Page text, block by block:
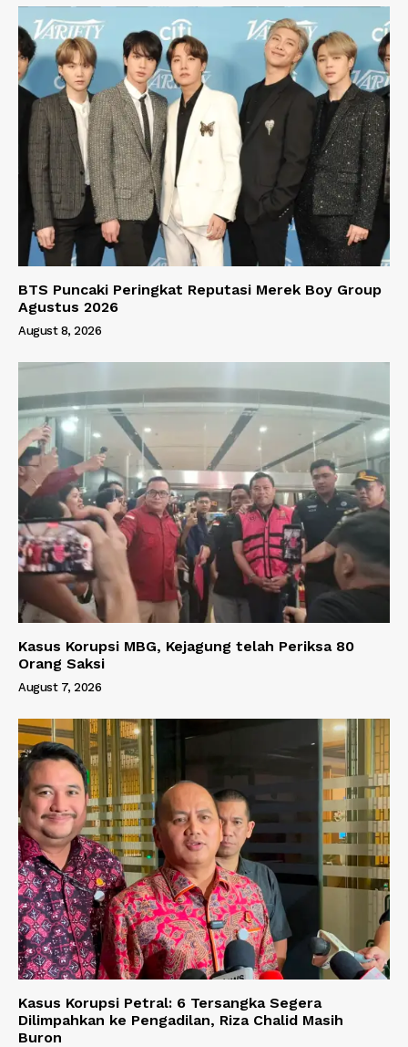
BTS Puncaki Peringkat Reputasi Merek Boy Group
Agustus 2026
August 8, 2026
Kasus Korupsi MBG, Kejagung telah Periksa 80
Orang Saksi
August 7, 2026
Kasus Korupsi Petral: 6 Tersangka Segera
Dilimpahkan ke Pengadilan, Riza Chalid Masih
Buron